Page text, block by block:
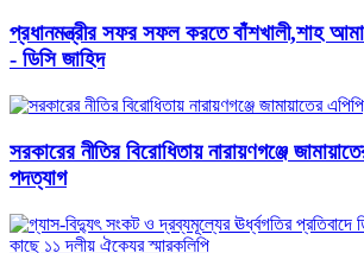
প্রধানমন্ত্রীর সফর সফল করতে বাঁশখালী,শাহ
- ডিসি জাহিদ
সরকারের নীতির বিরোধিতায় নারায়ণগঞ্জে
পদত্যাগ